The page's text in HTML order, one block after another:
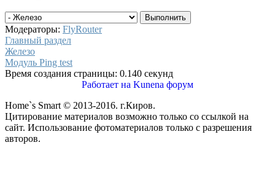
Модераторы: FlyRouter
Главный раздел
Железо
Модуль Ping test
Время создания страницы: 0.140 секунд
Работает на Kunena форум
Home`s Smart © 2013-2016. г.Киров.
Цитирование материалов возможно только со ссылкой на
сайт. Использование фотоматериалов только с разрешения
авторов.